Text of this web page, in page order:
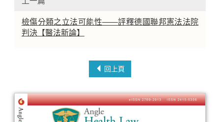
檢傷分類之立法可能性——評釋德國聯邦憲法法院
判決【醫法新論】
回上頁